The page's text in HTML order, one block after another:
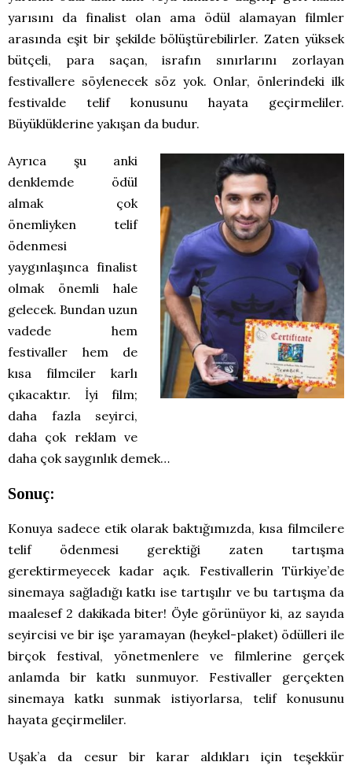
yarısını da finalist olan ama ödül alamayan filmler
arasında eşit bir şekilde bölüştürebilirler. Zaten yüksek
bütçeli, para saçan, israfın sınırlarını zorlayan
festivallere söylenecek söz yok. Onlar, önlerindeki ilk
festivalde telif konusunu hayata geçirmeliler.
Büyüklüklerine yakışan da budur.
Ayrıca şu anki
denklemde ödül
almak çok
önemliyken telif
ödenmesi
yaygınlaşınca finalist
olmak önemli hale
gelecek. Bundan uzun
vadede hem
festivaller hem de
kısa filmciler karlı
çıkacaktır. İyi film;
daha fazla seyirci,
daha çok reklam ve
daha çok saygınlık demek…
Sonuç:
Konuya sadece etik olarak baktığımızda, kısa filmcilere
telif ödenmesi gerektiği zaten tartışma
gerektirmeyecek kadar açık. Festivallerin Türkiye’de
sinemaya sağladığı katkı ise tartışılır ve bu tartışma da
maalesef 2 dakikada biter! Öyle görünüyor ki, az sayıda
seyircisi ve bir işe yaramayan (heykel-plaket) ödülleri ile
birçok festival, yönetmenlere ve filmlerine gerçek
anlamda bir katkı sunmuyor. Festivaller gerçekten
sinemaya katkı sunmak istiyorlarsa, telif konusunu
hayata geçirmeliler.
Uşak’a da cesur bir karar aldıkları için teşekkür